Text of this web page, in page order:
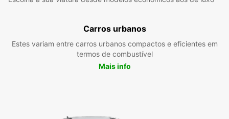
Carros urbanos
Estes variam entre carros urbanos compactos e eficientes em
termos de combustível
Mais info